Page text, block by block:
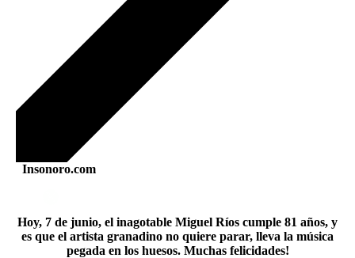
Insonoro.com
Hoy, 7 de junio, el inagotable Miguel Ríos cumple 81 años, y
es que el artista granadino no quiere parar, lleva la música
pegada en los huesos. Muchas felicidades!